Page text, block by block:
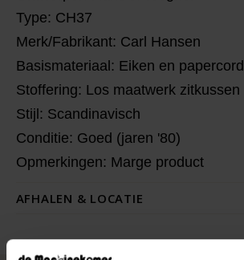
Type: CH37
Merk/Fabrikant: Carl Hansen
Basismateriaal: Eiken en papercord
Stoffering: Los maatwerk zitkussen
Stijl: Scandinavisch
Conditie: Goed (jaren '80)
Opmerkingen: Marge product
AFHALEN & LOCATIE